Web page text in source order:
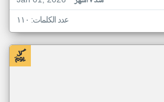
عدد الكلمات: ١١٠